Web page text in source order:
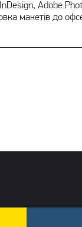
Adobe
макетів до